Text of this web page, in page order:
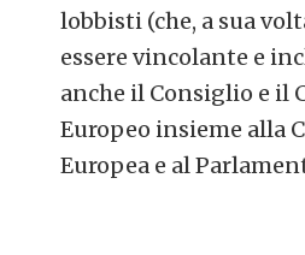
lobbisti (che, a sua
essere vincolante e
anche il Consiglio e il
Europeo insieme alla
Europea e al